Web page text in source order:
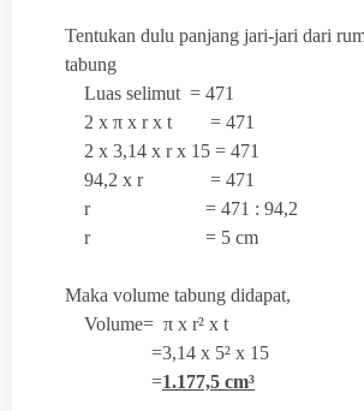
Tentukan dulu panjang jari-jari dari
tabung
Luas selimut = 471
2 x π x r x t = 471
2 x 3,14 x r x 15 = 471
94,2 x r = 471
r = 471 : 94,2
r = 5 cm
Maka volume tabung didapat,
Volume= π x r² x t
=3,14 x 5² x 15
=1.177,5 cm³